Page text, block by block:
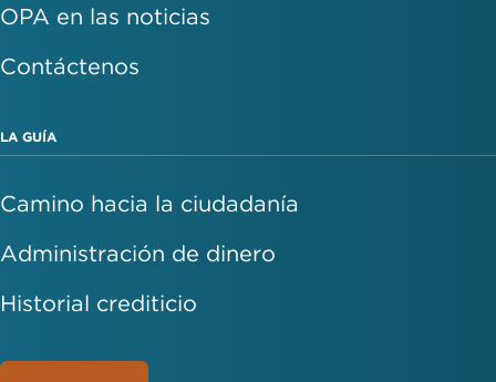
OPA en las noticias
Contáctenos
LA GUÍA
Camino hacia la ciudadanía
Administración de dinero
Historial crediticio